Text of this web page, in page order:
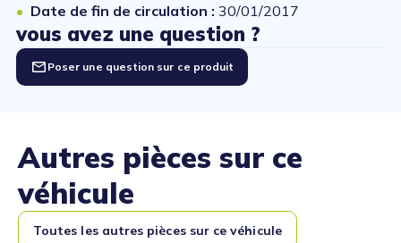
Date de fin de circulation : 30/01/2017
vous avez une question ?
Poser une question sur ce produit
Autres pièces sur ce
véhicule
Toutes les autres pièces sur ce véhicule